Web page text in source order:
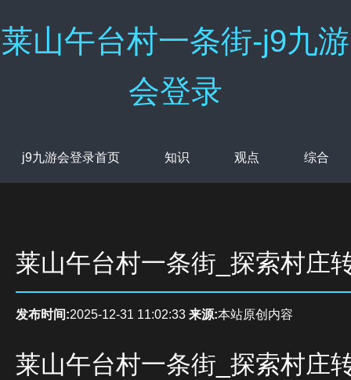
莱山午台村一条街-j9九游
会登录
j9九游会登录首页 知识 观点 综合
莱山午台村一条街_探索村庄
发布时间:2025-12-31 11:02:33 来源:本站原创内容
莱山午台村一条街_探索村庄